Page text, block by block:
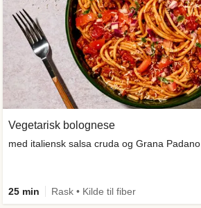
Vegetarisk bolognese
med italiensk salsa cruda og Grana Padano
25 min Rask • Kilde til fiber